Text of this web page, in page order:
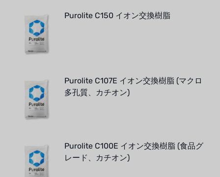
Purolite C150 イオン交換樹脂
Purolite C107E イオン交換樹脂 (マクロ
多孔質、カチオン)
Purolite C100E イオン交換樹脂 (食品グ
レード、カチオン)